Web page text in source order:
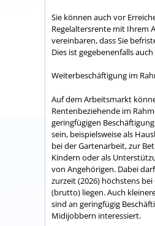
Sie können auch vor
Regelaltersrente mit Ihrem
vereinbaren, dass Sie
Dies ist gegebenenfalls
Weiterbeschäftigung im
Auf dem Arbeitsmarkt
Rentenbeziehende im
geringfügigen
sein, beispielsweise als
bei der Gartenarbeit, zur
Kindern oder als
von Angehörigen. Dabei
zurzeit (2026) höchstens bei
(brutto) liegen. Auch
sind an geringfügig
Midijobbern interessiert.